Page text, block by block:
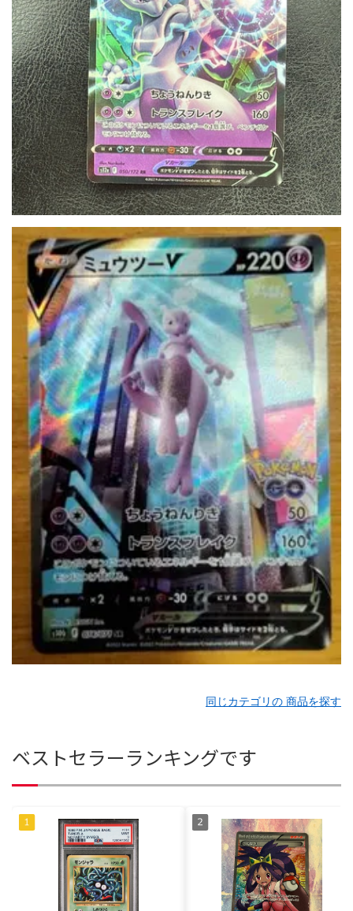
同じカテゴリの 商品を探す
ベストセラーランキングです